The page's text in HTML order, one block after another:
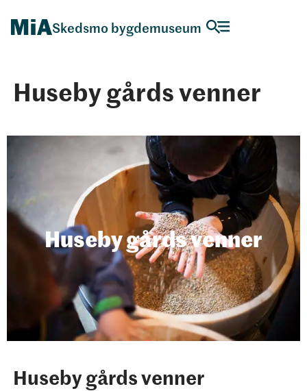
Skedsmo bygdemuseum
Huseby gårds venner
Huseby gårds venner
Huseby gårds venner